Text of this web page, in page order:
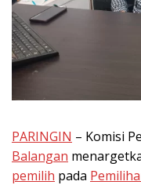
PARINGIN – Komisi
Balangan
pemilih pada